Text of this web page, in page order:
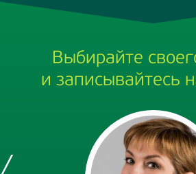
Выбирайте
и записывайтесь